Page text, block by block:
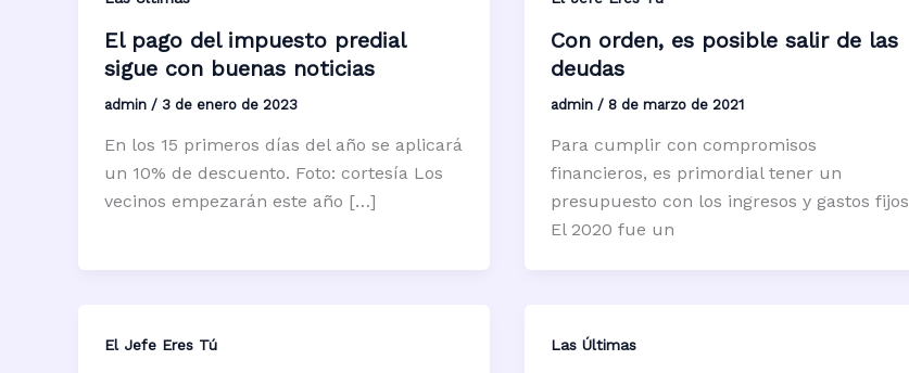
El pago del impuesto predial
sigue con buenas noticias
admin / 3 de enero de 2023
En los 15 primeros días del año se aplicará
un 10% de descuento. Foto: cortesía Los
vecinos empezarán este año […]
Con orden, es posible salir de las
deudas
admin / 8 de marzo de 2021
Para cumplir con compromisos
financieros, es primordial tener un
presupuesto con los ingresos y gastos fijos
El 2020 fue un
El Jefe Eres Tú Las Últimas